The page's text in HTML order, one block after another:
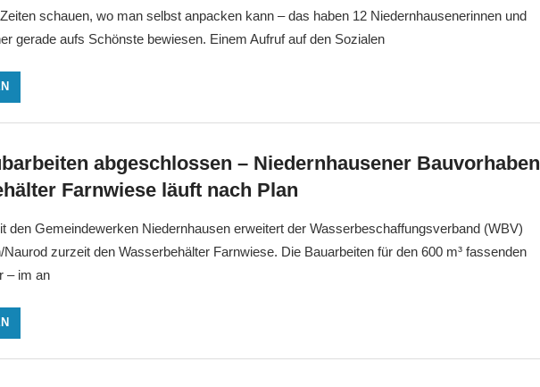
schauen, wo man selbst anpacken kann – das haben 12 Niedernhausenerinnen und
gerade aufs Schönste bewiesen. Einem Aufruf auf den Sozialen
abgeschlossen – Niedernhausener Bauvorhaben
Farnwiese läuft nach Plan
den Gemeindewerken Niedernhausen erweitert der Wasserbeschaffungsverband (WBV)
Naurod zurzeit den Wasserbehälter Farnwiese. Die Bauarbeiten für den 600 m³ fassenden
– im an